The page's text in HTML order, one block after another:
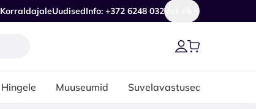
KorraldajaleUudisedInfo: +372 6248 032Vali riik
Hingele Muuseumid Suvelavastused